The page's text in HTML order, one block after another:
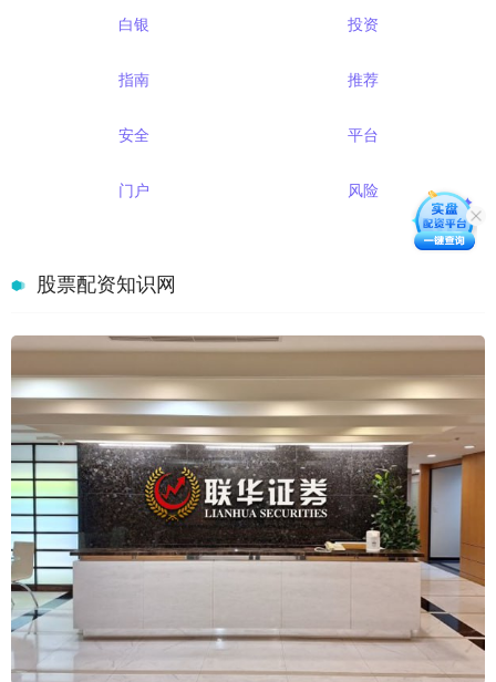
白银 投资
指南 推荐
安全 平台
门户 风险
股票配资知识网